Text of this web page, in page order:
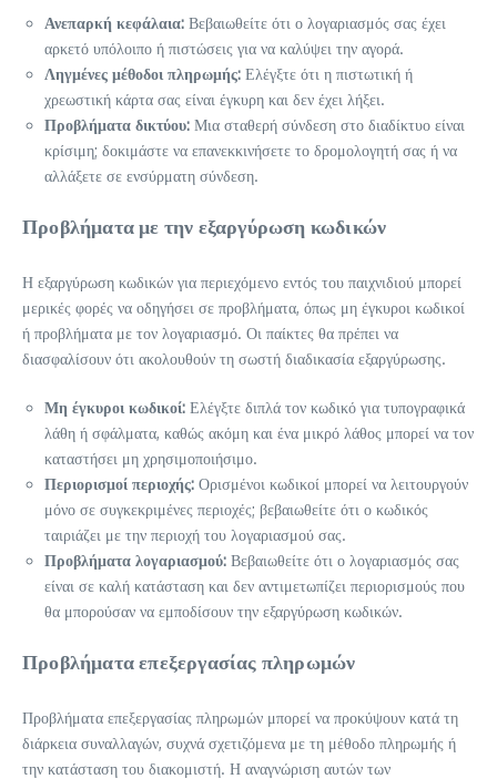
Ανεπαρκή κεφάλαια: Βεβαιωθείτε ότι ο λογαριασμός σας έχει
αρκετό υπόλοιπο ή πιστώσεις για να καλύψει την αγορά.
Ληγμένες μέθοδοι πληρωμής: Ελέγξτε ότι η πιστωτική ή
χρεωστική κάρτα σας είναι έγκυρη και δεν έχει λήξει.
Προβλήματα δικτύου: Μια σταθερή σύνδεση στο διαδίκτυο είναι
κρίσιμη; δοκιμάστε να επανεκκινήσετε το δρομολογητή σας ή να
αλλάξετε σε ενσύρματη σύνδεση.
Προβλήματα με την εξαργύρωση κωδικών
Η εξαργύρωση κωδικών για περιεχόμενο εντός του παιχνιδιού μπορεί
μερικές φορές να οδηγήσει σε προβλήματα, όπως μη έγκυροι κωδικοί
ή προβλήματα με τον λογαριασμό. Οι παίκτες θα πρέπει να
διασφαλίσουν ότι ακολουθούν τη σωστή διαδικασία εξαργύρωσης.
Μη έγκυροι κωδικοί: Ελέγξτε διπλά τον κωδικό για τυπογραφικά
λάθη ή σφάλματα, καθώς ακόμη και ένα μικρό λάθος μπορεί να τον
καταστήσει μη χρησιμοποιήσιμο.
Περιορισμοί περιοχής: Ορισμένοι κωδικοί μπορεί να λειτουργούν
μόνο σε συγκεκριμένες περιοχές; βεβαιωθείτε ότι ο κωδικός
ταιριάζει με την περιοχή του λογαριασμού σας.
Προβλήματα λογαριασμού: Βεβαιωθείτε ότι ο λογαριασμός σας
είναι σε καλή κατάσταση και δεν αντιμετωπίζει περιορισμούς που
θα μπορούσαν να εμποδίσουν την εξαργύρωση κωδικών.
Προβλήματα επεξεργασίας πληρωμών
Προβλήματα επεξεργασίας πληρωμών μπορεί να προκύψουν κατά τη
διάρκεια συναλλαγών, συχνά σχετιζόμενα με τη μέθοδο πληρωμής ή
την κατάσταση του διακομιστή. Η αναγνώριση αυτών των